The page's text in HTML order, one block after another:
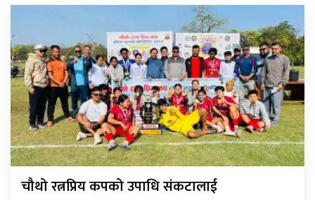
चौथो रत्नप्रिय कपको उपाधि संकटालाई